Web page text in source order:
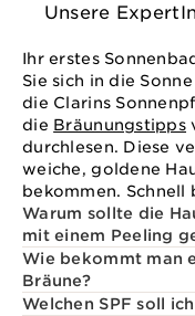
Unsere
Ihr erstes
Sie sich in die
die Clarins
die Bräunungstipps
durchlesen. Diese
weiche, goldene
bekommen. Schnell
Warum sollte die
mit einem Peeling
Wie bekommt man
Bräune?
Welchen SPF soll